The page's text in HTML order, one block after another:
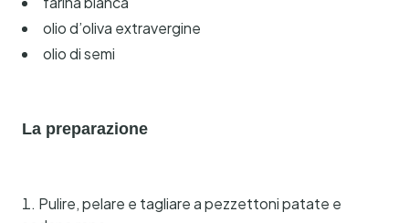
olio d’oliva extravergine
olio di semi
La preparazione
Pulire, pelare e tagliare a pezzettoni patate e